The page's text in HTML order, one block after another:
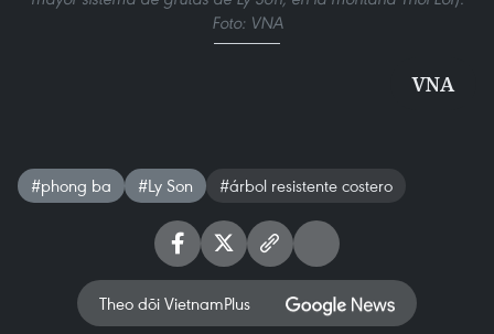
Foto: VNA
VNA
#phong ba #Ly Son #árbol resistente costero
Theo dõi VietnamPlus